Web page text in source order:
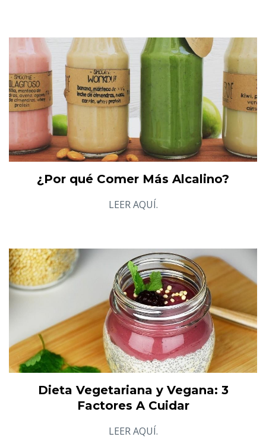
¿Por qué Comer Más Alcalino?
LEER AQUÍ.
Dieta Vegetariana y Vegana: 3
Factores A Cuidar
LEER AQUÍ.